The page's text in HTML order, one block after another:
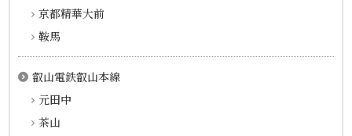
京都精華大前
鞍馬
叡山電鉄叡山本線
元田中
茶山